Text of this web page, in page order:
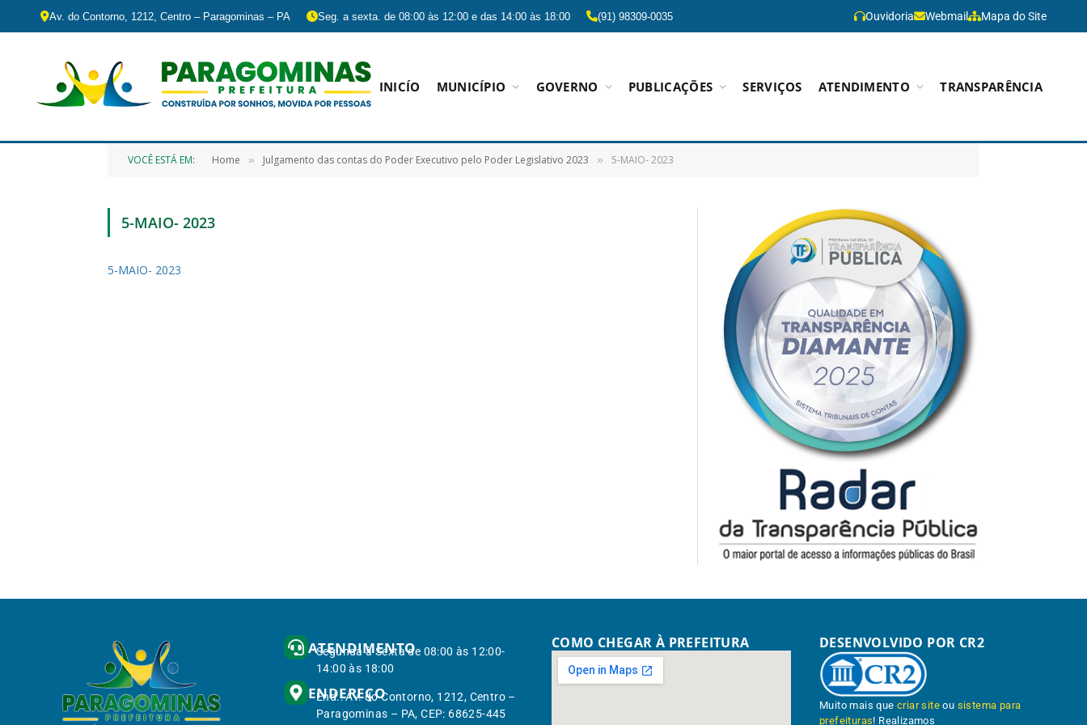
Av. do Contorno, 1212, Centro – Paragominas – PA Seg. a sexta. de 08:00 às 12:00 e das 14:00 às 18:00 (91) 98309-0035 Ouvidoria Webmail Mapa do Site
INICÍO MUNICÍPIO GOVERNO PUBLICAÇÕES SERVIÇOS ATENDIMENTO TRANSPARÊNCIA
VOCÊ ESTÁ EM: Home » Julgamento das contas do Poder Executivo pelo Poder Legislativo 2023 » 5-MAIO- 2023
5-MAIO- 2023
5-MAIO- 2023
ATENDIMENTO
Segunda à Sexta de 08:00 às 12:00-
14:00 às 18:00
ENDEREÇO
End.: Av. do Contorno, 1212, Centro –
Paragominas – PA, CEP: 68625-445
COMO CHEGAR À PREFEITURA DESENVOLVIDO POR CR2
Muito mais quecriar site ou sistema para
prefeituras! Realizamos